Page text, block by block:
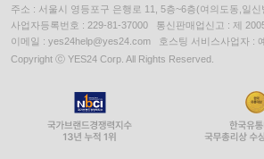
주소 : 서울시 영등포구 은행로 11, 5층~6층(여의도동,일신
사업자등록번호 : 229-81-37000 통신판매업신고 : 제
이메일 : yes24help@yes24.com 호스팅 서비스사업자 :
Copyright ⓒ YES24 Corp. All Rights Reserved.